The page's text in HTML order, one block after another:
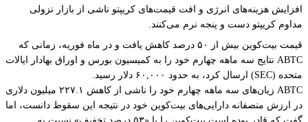
افزایش هزینه‌های انرژی و افت قیمت‌های کریپتو ناشی از بازار نزولی
مداوم کریپتو دست و پنجه نرم می‌کنند.
قیمت بیت‌کوین بیش از ۵۰ درصد کاهش یافت و در ماه فوریه، زمانی که
ABTC نتایج سه ماهه چهارم خود را به کمیسیون بورس و اوراق بهادار ایالات
متحده (SEC) ارسال کرد، به حدود ۶۰,۰۰۰ دلار رسید.
ABTC زیان‌های سه ماهه چهارم خود را ناشی از کاهش ۲۲۷.۱ میلیون دلاری
در ارزش منصفانه دارایی‌های بیت‌کوین خود در نتیجه این سقوط دانست، اما